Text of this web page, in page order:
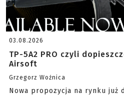
03.08.2026
TP-5A2 PRO czyli
Airsoft
Grzegorz Woźnica
Nowa propozycja na rynku już